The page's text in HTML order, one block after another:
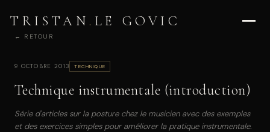
TRISTAN . LE GOVIC
← RETOUR
9 OCTOBRE 2013 TECHNIQUE
Technique instrumentale (introduction)
Série d'articles sur la posture chez le musicien avec des exemples
et des exercices simples pour améliorer la pratique instrumentale.